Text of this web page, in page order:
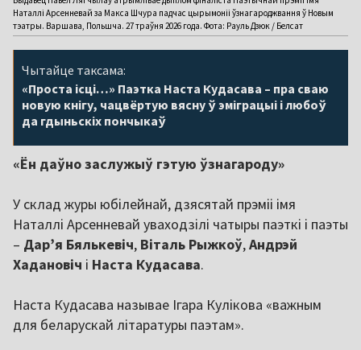
Наталлі Арсенневай за Макса Шчура падчас цырымоніі ўзнагароджвання ў Новым
тэатры. Варшава, Польшча. 27 траўня 2026 года. Фота: Рауль Дзюк / Белсат
Чытайце таксама:
«Проста ісці…» Паэтка Наста Кудасава – пра сваю
новую кнігу, чацвёртую вясну ў эміграцыі і любоў
да гдыньскіх пончыкаў
«Ён даўно заслужыў гэтую ўзнагароду»
У склад журы юбілейнай, дзясятай прэміі імя
Наталлі Арсенневай уваходзілі чатыры паэткі і паэты
– Дар’я Бялькевіч, Віталь Рыжкоў,Андрэй
Хадановіч і Наста Кудасава.
Наста Кудасава называе Ігара Кулікова «важным
для беларускай літаратуры паэтам».